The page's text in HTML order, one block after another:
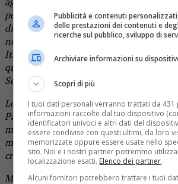
per confrontarsi sulla nuova agricoltura
dimensione del turismo alpino sulle
notte bianca coi negozi aperti in centro e
Italia,non era possibile confermarli.
questo week-end ma stiamo lavorando
Seguiteci…
Lo stesso vale per la performance
Paradiso della montagna, un’opera
mandare un messaggio di sostenibilità
montagna la vivono e la amano.
credeteci.
Ma
restano confermatiinvece alcuni
Pubblicità e contenuti
delle prestazioni dei contenuti e
ricerche sul pubblico, sviluppo di
Archiviare informazioni su
Scopri di più
I tuoi dati personali verranno trattati da 431
informazioni raccolte dal tuo dispositivo
identificatori univoci e altri dati del
essere condivise con questi ultimi, da loro
memorizzate oppure essere usate nello
sito. Noi e i nostri partner potremmo
localizzazione esatti. Elenco dei partner.
Alcuni fornitori potrebbero trattare i tuoi